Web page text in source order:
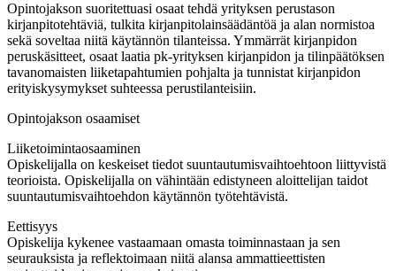
Opintojakson suoritettuasi osaat tehdä yrityksen perustason
kirjanpitotehtäviä, tulkita kirjanpitolainsäädäntöä ja alan normistoa
sekä soveltaa niitä käytännön tilanteissa. Ymmärrät kirjanpidon
peruskäsitteet, osaat laatia pk-yrityksen kirjanpidon ja tilinpäätöksen
tavanomaisten liiketapahtumien pohjalta ja tunnistat kirjanpidon
erityiskysymykset suhteessa perustilanteisiin.
Opintojakson osaamiset
Liiketoimintaosaaminen
Opiskelijalla on keskeiset tiedot suuntautumisvaihtoehtoon liittyvistä
teorioista. Opiskelijalla on vähintään edistyneen aloittelijan taidot
suuntautumisvaihtoehdon käytännön työtehtävistä.
Eettisyys
Opiskelija kykenee vastaamaan omasta toiminnastaan ja sen
seurauksista ja reflektoimaan niitä alansa ammattieettisten